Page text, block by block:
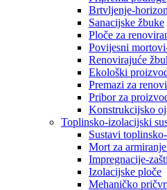
Brtvljenje-
Sanacijske žbuke
Ploče za
Povijesni
Renovirajuće
Ekološki
Premazi za
Pribor za
Konstrukcijsko
Toplinsko-izolacijski
Sustavi
Mort za
Impregnacije-
Izolacijske ploče
Mehaničko